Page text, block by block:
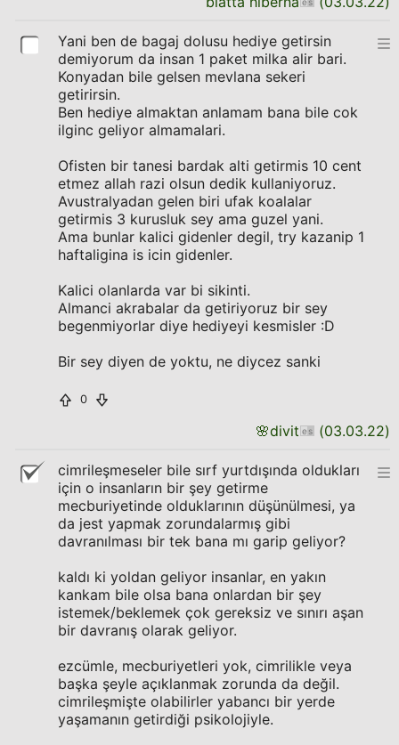
Yani ben de bagaj dolusu hediye getirsin
demiyorum da insan 1 paket milka alir bari.
Konyadan bile gelsen mevlana sekeri
getirirsin.
Ben hediye almaktan anlamam bana bile cok
ilginc geliyor almamalari.
Ofisten bir tanesi bardak alti getirmis 10 cent
etmez allah razi olsun dedik kullaniyoruz.
Avustralyadan gelen biri ufak koalalar
getirmis 3 kurusluk sey ama guzel yani.
Ama bunlar kalici gidenler degil, try kazanip 1
haftaligina is icin gidenler.
Kalici olanlarda var bi sikinti.
Almanci akrabalar da getiriyoruz bir sey
begenmiyorlar diye hediyeyi kesmisler :D
Bir sey diyen de yoktu, ne diycez sanki
0
🌸divit (03.03.22)
cimrileşmeseler bile sırf yurtdışında oldukları
için o insanların bir şey getirme
mecburiyetinde olduklarının düşünülmesi, ya
da jest yapmak zorundalarmış gibi
davranılması bir tek bana mı garip geliyor?
kaldı ki yoldan geliyor insanlar, en yakın
kankam bile olsa bana onlardan bir şey
istemek/beklemek çok gereksiz ve sınırı aşan
bir davranış olarak geliyor.
ezcümle, mecburiyetleri yok, cimrilikle veya
başka şeyle açıklanmak zorunda da değil.
cimrileşmişte olabilirler yabancı bir yerde
yaşamanın getirdiği psikolojiyle.